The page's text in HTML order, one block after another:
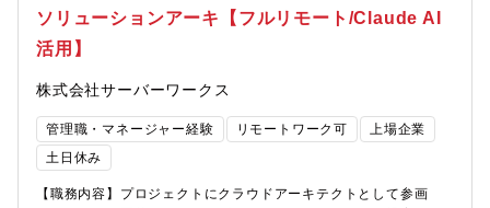
力日本の大手サッシメーカーの1社として、業界シェアトップクラ
スの当社。「現地の製品は現地人の手で現地でつくる」という考
のため、アルミや樹脂といった原材料以外のところでは、ほぼオ
す。
名（AIエージェントから同社にジョイン）・AIテクニカルリー
ド：2名・AIエンジニア：2名【AI戦略統括部について】AI戦略統
括部は、第二創業期を全社横断で推進するために2026年3月に新
在籍し、立ち上げからわずか2ヶ月で10名規模に到達した急成長フ
ェーズの組織です。AI技術と業務オペレーションの両方に精通し
たメンバーが集まっています。本ポジションは部長直下となり、
AIPMやAIエンジニアと密に連携しながら案件を推進します。【ポ
ジションの魅力】①「いま解ける課題」と「まだ誰も解けていな
い課題」の両方に毎日向き合える現時点のAI技術で十分に自動化
ソリューションアーキ【フルリモート/Claude AI
活用】
株式会社サーバーワークス
管理職・マネージャー経験 リモートワーク可
上場企業
土日休み
【職務内容】プロジェクトにクラウドアーキテクトとして参画